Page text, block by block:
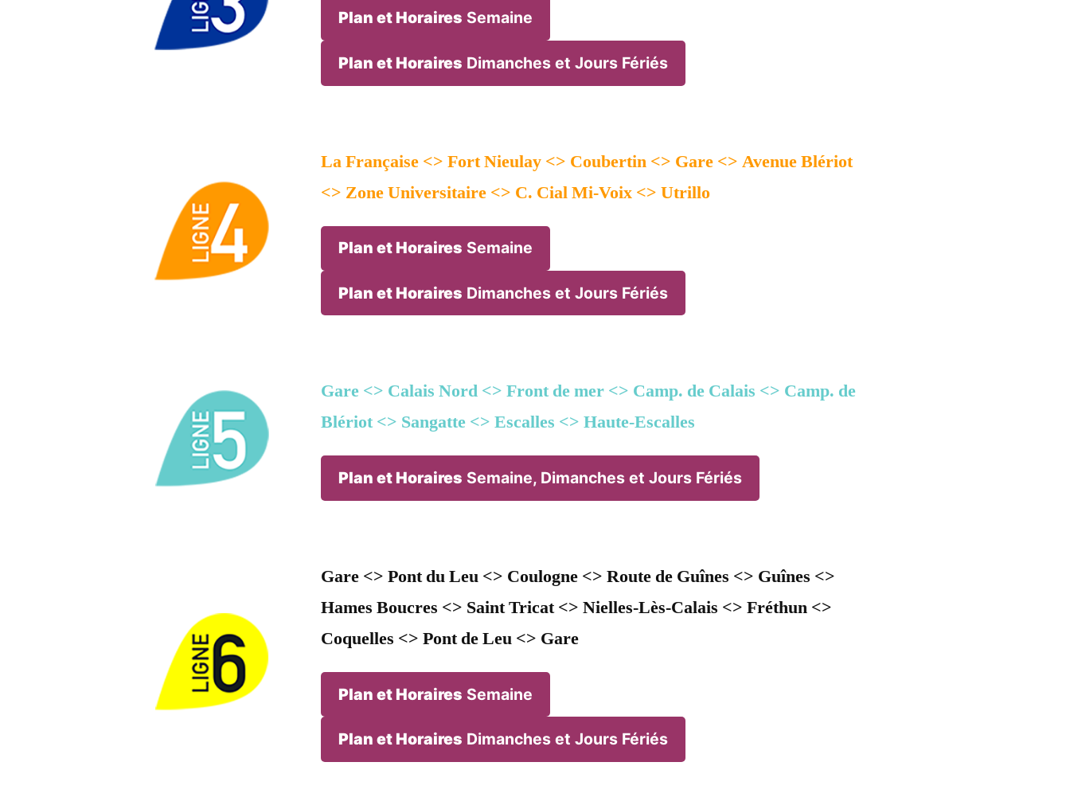
Plan et Horaires Semaine
Plan et Horaires Dimanches et Jours Fériés
La Française <> Fort Nieulay <> Coubertin <> Gare <> Avenue Blériot
<> Zone Universitaire <> C. Cial Mi-Voix <> Utrillo
Plan et Horaires Semaine
Plan et Horaires Dimanches et Jours Fériés
Gare <> Calais Nord <> Front de mer <> Camp. de Calais <> Camp. de
Blériot <> Sangatte <> Escalles <> Haute-Escalles
Plan et Horaires Semaine, Dimanches et Jours Fériés
Gare <> Pont du Leu <> Coulogne <> Route de Guînes <> Guînes <>
Hames Boucres <> Saint Tricat <> Nielles-Lès-Calais <> Fréthun <>
Coquelles <> Pont de Leu <> Gare
Plan et Horaires Semaine
Plan et Horaires Dimanches et Jours Fériés